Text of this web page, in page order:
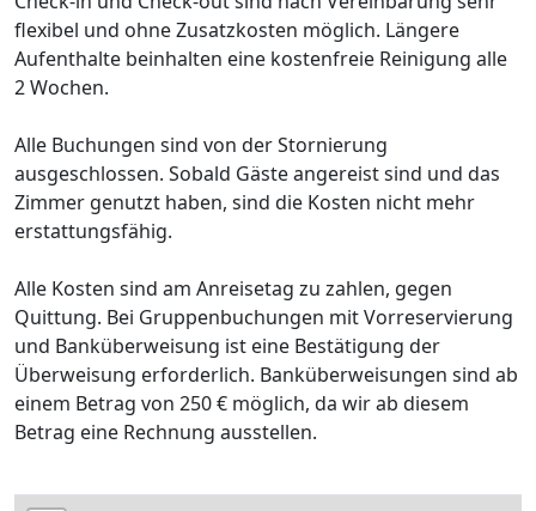
flexibel und ohne Zusatzkosten möglich. Längere
Aufenthalte beinhalten eine kostenfreie Reinigung alle
2 Wochen.
Alle Buchungen sind von der Stornierung
ausgeschlossen. Sobald Gäste angereist sind und das
Zimmer genutzt haben, sind die Kosten nicht mehr
erstattungsfähig.
Alle Kosten sind am Anreisetag zu zahlen, gegen
Quittung. Bei Gruppenbuchungen mit Vorreservierung
und Banküberweisung ist eine Bestätigung der
Überweisung erforderlich. Banküberweisungen sind ab
einem Betrag von 250 € möglich, da wir ab diesem
Betrag eine Rechnung ausstellen.